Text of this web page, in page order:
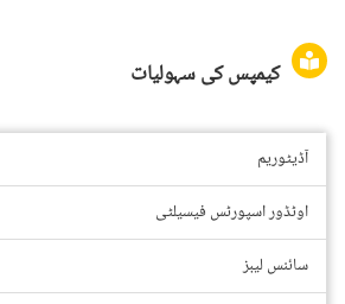
کیمپس کی سہولیات
آڈیٹوریم
اوٹڈور اسپورٹس فیسیلٹی
سائنس لیبز